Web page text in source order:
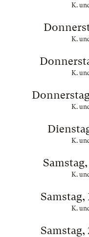
K.
K.
K.
K.
K.
K.
Samstag,
K.
Samstag,